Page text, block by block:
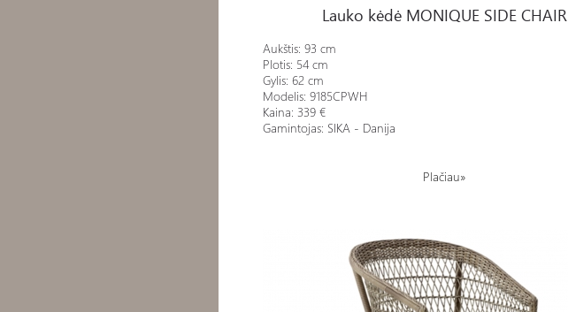
Lauko kėdė MONIQUE SIDE CHAIR
Aukštis: 93 cm
Plotis: 54 cm
Gylis: 62 cm
Modelis: 9185CPWH
Kaina: 339 €
Gamintojas: SIKA - Danija
Plačiau»